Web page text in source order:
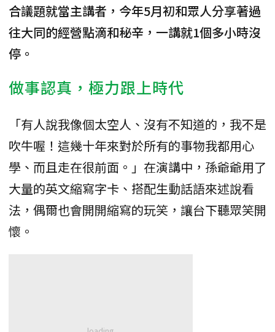
合議題就當主講者，今年5月初和眾人分享著過
往大同的經營點滴和秘辛，一講就1個多小時沒
停。
做事認真，極力跟上時代
「有人說我像個太空人、沒有不知道的，我不是
吹牛喔！這幾十年來對於所有的事物我都用心
學、而且走在很前面。」在演講中，孫爺爺用了
大量的英文縮寫字卡、搭配生動話語來述說看
法，偶爾也會開開縮寫的玩笑，讓台下聽眾笑開
懷。